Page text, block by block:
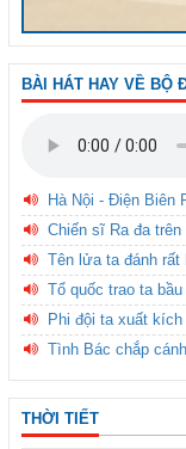
BÀI HÁT HAY VỀ BỘ
Hà Nội - Điện Biên
Chiến sĩ Ra đa
Tên lửa ta đánh rất
Tổ quốc trao ta
Phi đội ta xuất kích
Tình Bác chắp
THỜI TIẾT